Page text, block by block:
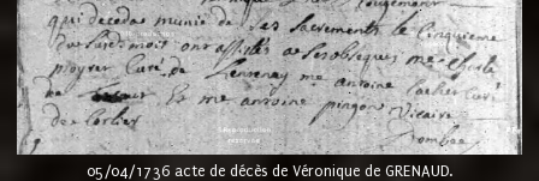
05/04/1736 acte de décès de Véronique de GRENAUD.